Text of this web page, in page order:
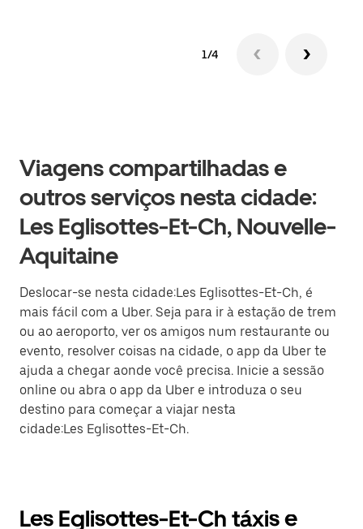
1/4
Viagens compartilhadas e
outros serviços nesta cidade:
Les Eglisottes-Et-Ch, Nouvelle-
Aquitaine
Deslocar-se nesta cidade:Les Eglisottes-Et-Ch, é
mais fácil com a Uber. Seja para ir à estação de trem
ou ao aeroporto, ver os amigos num restaurante ou
evento, resolver coisas na cidade, o app da Uber te
ajuda a chegar aonde você precisa. Inicie a sessão
online ou abra o app da Uber e introduza o seu
destino para começar a viajar nesta
cidade:Les Eglisottes-Et-Ch.
Les Eglisottes-Et-Ch táxis e